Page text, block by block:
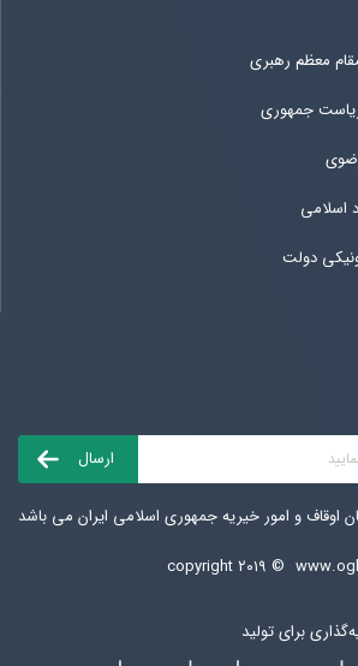
معظم رهبری
ریاست جمهوری
اسلامی
دولت
اوقاف و امور خیریه جمهوری اسلامی ایران می باشد
copyright ۲۰۱۹ ©
برای تولید